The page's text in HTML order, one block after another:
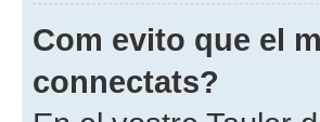
Com evito que el
connectats?